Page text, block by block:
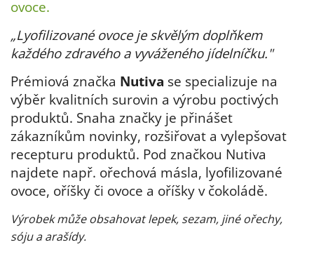
ovoce.
„Lyofilizované ovoce je skvělým doplňkem
každého zdravého a vyváženého jídelníčku."
Prémiová značka Nutiva se specializuje na
výběr kvalitních surovin a výrobu poctivých
produktů. Snaha značky je přinášet
zákazníkům novinky, rozšiřovat a vylepšovat
recepturu produktů. Pod značkou Nutiva
najdete např. ořechová másla, lyofilizované
ovoce, oříšky či ovoce a oříšky v čokoládě.
Výrobek může obsahovat lepek, sezam, jiné ořechy,
sóju a arašídy.